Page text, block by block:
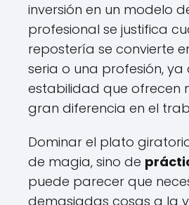
inversión en un modelo
profesional se justifica
repostería se convierte
seria o una profesión, ya
estabilidad que ofrecen
gran diferencia en el
Dominar el plato
de magia, sino de
puede parecer que
demasiadas cosas a la